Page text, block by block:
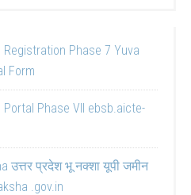
Registration Phase 7 Yuva
Form
Portal Phase VII ebsb.aicte-
उत्तर प्रदेश भू नक्शा यूपी जमीन
.gov.in